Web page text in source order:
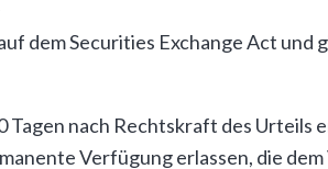
Court of New York hat in seinem
dem Securities Exchange Act
Tagen nach Rechtskraft des
Verfügung erlassen, die